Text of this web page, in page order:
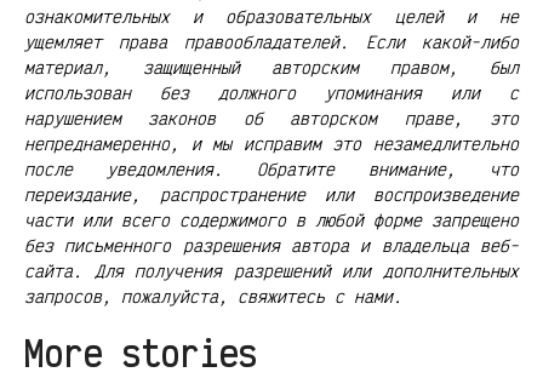
ознакомительных и образовательных целей и не
ущемляет права правообладателей. Если какой-либо
материал, защищенный авторским правом, был
использован без должного упоминания или с
нарушением законов об авторском праве, это
непреднамеренно, и мы исправим это незамедлительно
после уведомления. Обратите внимание, что
переиздание, распространение или воспроизведение
части или всего содержимого в любой форме запрещено
без письменного разрешения автора и владельца веб-
сайта. Для получения разрешений или дополнительных
запросов, пожалуйста, свяжитесь с нами.
More stories